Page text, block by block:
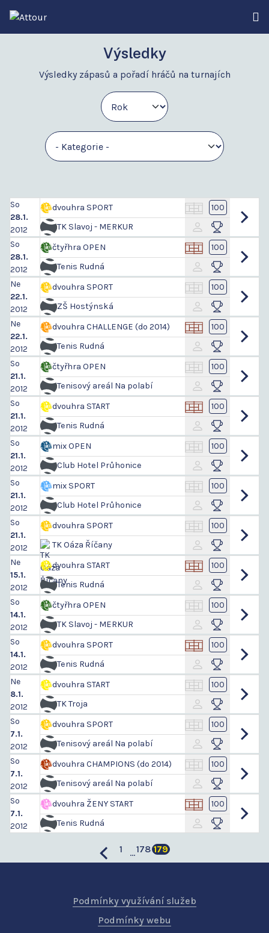
Výsledky
Výsledky zápasů a pořadí hráčů na turnajích
So
28.1.
2012
dvouhra SPORT
TK Slavoj - MERKUR
100
So
28.1.
2012
čtyřhra OPEN
Tenis Rudná
100
Ne
22.1.
2012
dvouhra SPORT
ZŠ Hostýnská
100
Ne
22.1.
2012
dvouhra CHALLENGE (do 2014)
Tenis Rudná
100
So
21.1.
2012
čtyřhra OPEN
Tenisový areál Na polabí
100
So
21.1.
2012
dvouhra START
Tenis Rudná
100
So
21.1.
2012
mix OPEN
Club Hotel Průhonice
100
So
21.1.
2012
mix SPORT
Club Hotel Průhonice
100
So
21.1.
2012
dvouhra SPORT
TK Oáza Říčany
100
Ne
15.1.
2012
dvouhra START
Tenis Rudná
100
So
14.1.
2012
čtyřhra OPEN
TK Slavoj - MERKUR
100
So
14.1.
2012
dvouhra SPORT
Tenis Rudná
100
Ne
8.1.
2012
dvouhra START
TK Troja
100
So
7.1.
2012
dvouhra SPORT
Tenisový areál Na polabí
100
So
7.1.
2012
dvouhra CHAMPIONS (do 2014)
Tenisový areál Na polabí
100
So
7.1.
2012
dvouhra ŽENY START
Tenis Rudná
100
1 ...178 179
Podmínky využívání služeb
Podmínky webu